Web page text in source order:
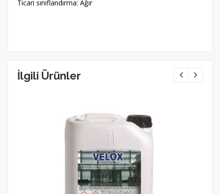
Ticari sınıflandırma: Ağır
İlgili Ürünler